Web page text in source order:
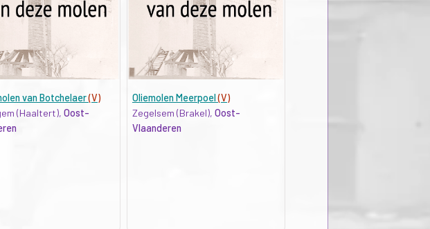
van Botchelaer(V)
(Haaltert), Oost-
Oliemolen Meerpoel(V)
Zegelsem (Brakel), Oost-
Vlaanderen